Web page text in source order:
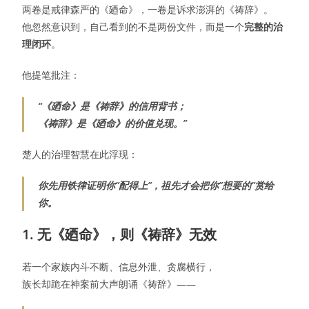
两卷是戒律森严的《廼命》，一卷是诉求澎湃的《祷辞》。
他忽然意识到，自己看到的不是两份文件，而是一个完整的治
理闭环。
他提笔批注：
“《廼命》是《祷辞》的信用背书；
《祷辞》是《廼命》的价值兑现。”
楚人的治理智慧在此浮现：
你先用铁律证明你”配得上”，祖先才会把你”想要的”赏给
你。
1. 无《廼命》，则《祷辞》无效
若一个家族内斗不断、信息外泄、贪腐横行，
族长却跪在神案前大声朗诵《祷辞》——